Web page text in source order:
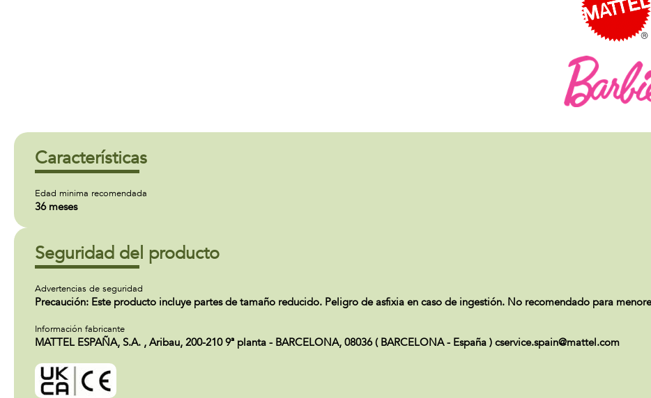
Características
Edad minima recomendada
36 meses
Seguridad del producto
Advertencias de seguridad
Precaución: Este producto incluye partes de tamaño reducido. Peligro de asfixia en caso de ingestión. No recomendado para
Información fabricante
MATTEL ESPAÑA, S.A. , Aribau, 200-210 9ª planta - BARCELONA, 08036 ( BARCELONA - España ) cservice.spain@mattel.com